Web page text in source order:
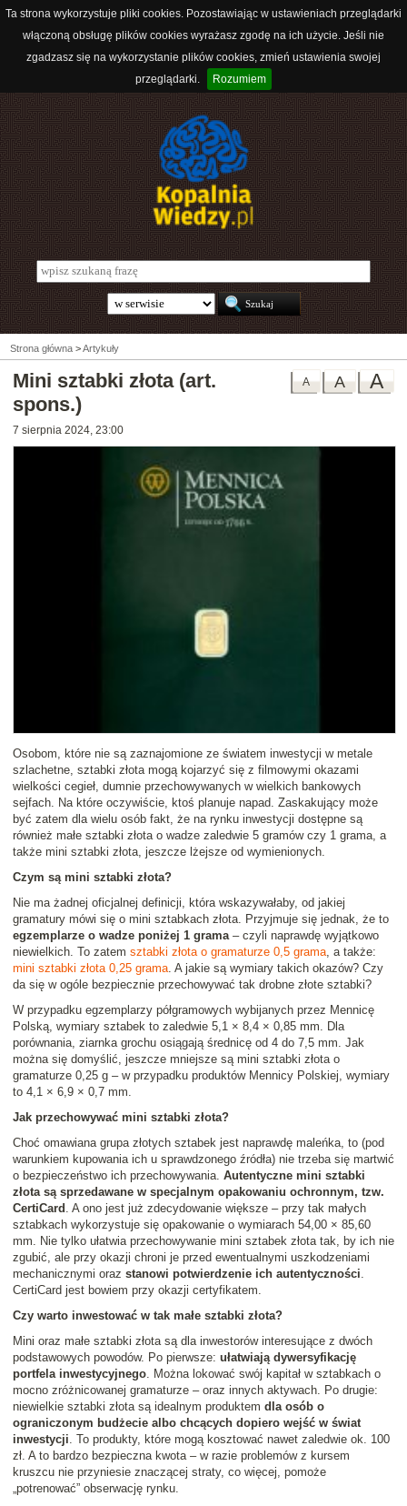
Ta strona wykorzystuje pliki cookies. Pozostawiając w ustawieniach przeglądarki
włączoną obsługę plików cookies wyrażasz zgodę na ich użycie. Jeśli nie
zgadzasz się na wykorzystanie plików cookies, zmień ustawienia swojej
przeglądarki.
Rozumiem
Strona główna >Artykuły
A
A
A
Mini sztabki złota (art.
spons.)
7 sierpnia 2024, 23:00
Osobom, które nie są zaznajomione ze światem inwestycji w metale
szlachetne, sztabki złota mogą kojarzyć się z filmowymi okazami
wielkości cegieł, dumnie przechowywanych w wielkich bankowych
sejfach. Na które oczywiście, ktoś planuje napad. Zaskakujący może
być zatem dla wielu osób fakt, że na rynku inwestycji dostępne są
również małe sztabki złota o wadze zaledwie 5 gramów czy 1 grama, a
także mini sztabki złota, jeszcze lżejsze od wymienionych.
Czym są mini sztabki złota?
Nie ma żadnej oficjalnej definicji, która wskazywałaby, od jakiej
gramatury mówi się o mini sztabkach złota. Przyjmuje się jednak, że to
egzemplarze o wadze poniżej 1 grama– czyli naprawdę wyjątkowo
niewielkich. To zatem sztabki złota o gramaturze 0,5 grama, a także:
mini sztabki złota 0,25 grama. A jakie są wymiary takich okazów? Czy
da się w ogóle bezpiecznie przechowywać tak drobne złote sztabki?
W przypadku egzemplarzy półgramowych wybijanych przez Mennicę
Polską, wymiary sztabek to zaledwie 5,1 × 8,4 × 0,85 mm. Dla
porównania, ziarnka grochu osiągają średnicę od 4 do 7,5 mm. Jak
można się domyślić, jeszcze mniejsze są mini sztabki złota o
gramaturze 0,25 g – w przypadku produktów Mennicy Polskiej, wymiary
to 4,1 × 6,9 × 0,7 mm.
Jak przechowywać mini sztabki złota?
Choć omawiana grupa złotych sztabek jest naprawdę maleńka, to (pod
warunkiem kupowania ich u sprawdzonego źródła) nie trzeba się martwić
o bezpieczeństwo ich przechowywania. Autentyczne mini sztabki
złota są sprzedawane w specjalnym opakowaniu ochronnym, tzw.
CertiCard . A ono jest już zdecydowanie większe – przy tak małych
sztabkach wykorzystuje się opakowanie o wymiarach 54,00 × 85,60
mm. Nie tylko ułatwia przechowywanie mini sztabek złota tak, by ich nie
zgubić, ale przy okazji chroni je przed ewentualnymi uszkodzeniami
mechanicznymi oraz stanowi potwierdzenie ich autentyczności.
CertiCard jest bowiem przy okazji certyfikatem.
Czy warto inwestować w tak małe sztabki złota?
Mini oraz małe sztabki złota są dla inwestorów interesujące z dwóch
podstawowych powodów. Po pierwsze: ułatwiają dywersyfikację
portfela inwestycyjnego. Można lokować swój kapitał w sztabkach o
mocno zróżnicowanej gramaturze – oraz innych aktywach. Po drugie:
niewielkie sztabki złota są idealnym produktem dla osób o
ograniczonym budżecie albo chcących dopiero wejść w świat
inwestycji. To produkty, które mogą kosztować nawet zaledwie ok. 100
zł. A to bardzo bezpieczna kwota – w razie problemów z kursem
kruszcu nie przyniesie znaczącej straty, co więcej, pomoże
„potrenować” obserwację rynku.